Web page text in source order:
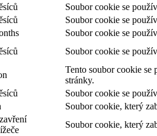
Soubor cookie se
Soubor cookie se
Soubor cookie se
Soubor cookie se
Tento soubor cookie
stránky.
Soubor cookie se
Soubor cookie, který
Soubor cookie, který